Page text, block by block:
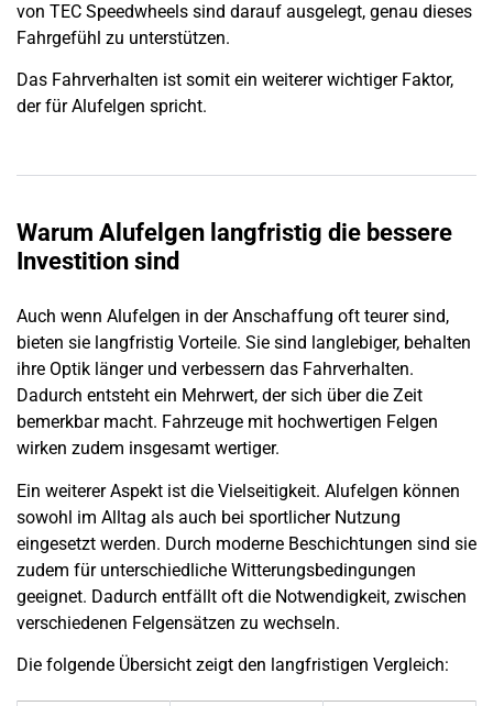
von TEC Speedwheels sind darauf ausgelegt, genau dieses
Fahrgefühl zu unterstützen.
Das Fahrverhalten ist somit ein weiterer wichtiger Faktor,
der für Alufelgen spricht.
Warum Alufelgen langfristig die bessere
Investition sind
Auch wenn Alufelgen in der Anschaffung oft teurer sind,
bieten sie langfristig Vorteile. Sie sind langlebiger, behalten
ihre Optik länger und verbessern das Fahrverhalten.
Dadurch entsteht ein Mehrwert, der sich über die Zeit
bemerkbar macht. Fahrzeuge mit hochwertigen Felgen
wirken zudem insgesamt wertiger.
Ein weiterer Aspekt ist die Vielseitigkeit. Alufelgen können
sowohl im Alltag als auch bei sportlicher Nutzung
eingesetzt werden. Durch moderne Beschichtungen sind sie
zudem für unterschiedliche Witterungsbedingungen
geeignet. Dadurch entfällt oft die Notwendigkeit, zwischen
verschiedenen Felgensätzen zu wechseln.
Die folgende Übersicht zeigt den langfristigen Vergleich: